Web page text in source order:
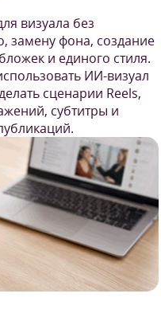
визуала без
замену фона, создание
и единого стиля.
ИИ-визуал
сценарии Reels,
субтитры и